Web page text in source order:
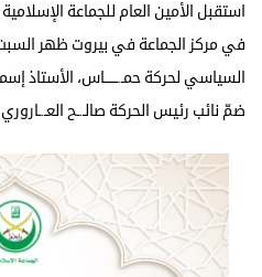
استقبل الأمين العام للجماعة
السياسي لحركة حمـ.ــــــاس، الأستاذ
ضمّ نائب رئيس الحركة صالـ.ـح